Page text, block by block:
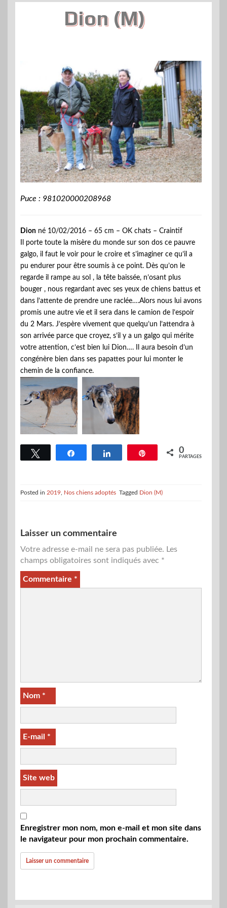
Dion (M)
Puce : 981020000208968
Dion né 10/02/2016 – 65 cm – OK chats – Craintif
Il porte toute la misère du monde sur son dos ce pauvre
galgo, il faut le voir pour le croire et s’imaginer ce qu’il a
pu endurer pour être soumis à ce point. Dès qu’on le
regarde il rampe au sol , la tête baissée, n’osant plus
bouger , nous regardant avec ses yeux de chiens battus et
dans l’attente de prendre une raclée….Alors nous lui avons
promis une autre vie et il sera dans le camion de l’espoir
du 2 Mars. J’espère vivement que quelqu’un l’attendra à
son arrivée parce que croyez, s’il y a un galgo qui mérite
votre attention, c’est bien lui Dion…. Il aura besoin d’un
congénère bien dans ses papattes pour lui monter le
chemin de la confiance.
Tweetez Partagez Partagez Épingle 0
PARTAGES
Posted in 2019 Nos chiens adoptés Tagged Dion (M)
Laisser un commentaire
Votre adresse e-mail ne sera pas publiée. Les
champs obligatoires sont indiqués avec *
Commentaire *
Nom *
E-mail *
Site web
Enregistrer mon nom, mon e-mail et mon site dans
le navigateur pour mon prochain commentaire.